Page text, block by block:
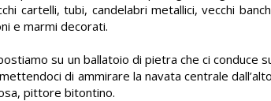
cartelli, tubi, candelabri metallici, vecchi
e marmi decorati.
su un ballatoio di pietra che ci conduce
di ammirare la navata centrale
pittore bitontino.